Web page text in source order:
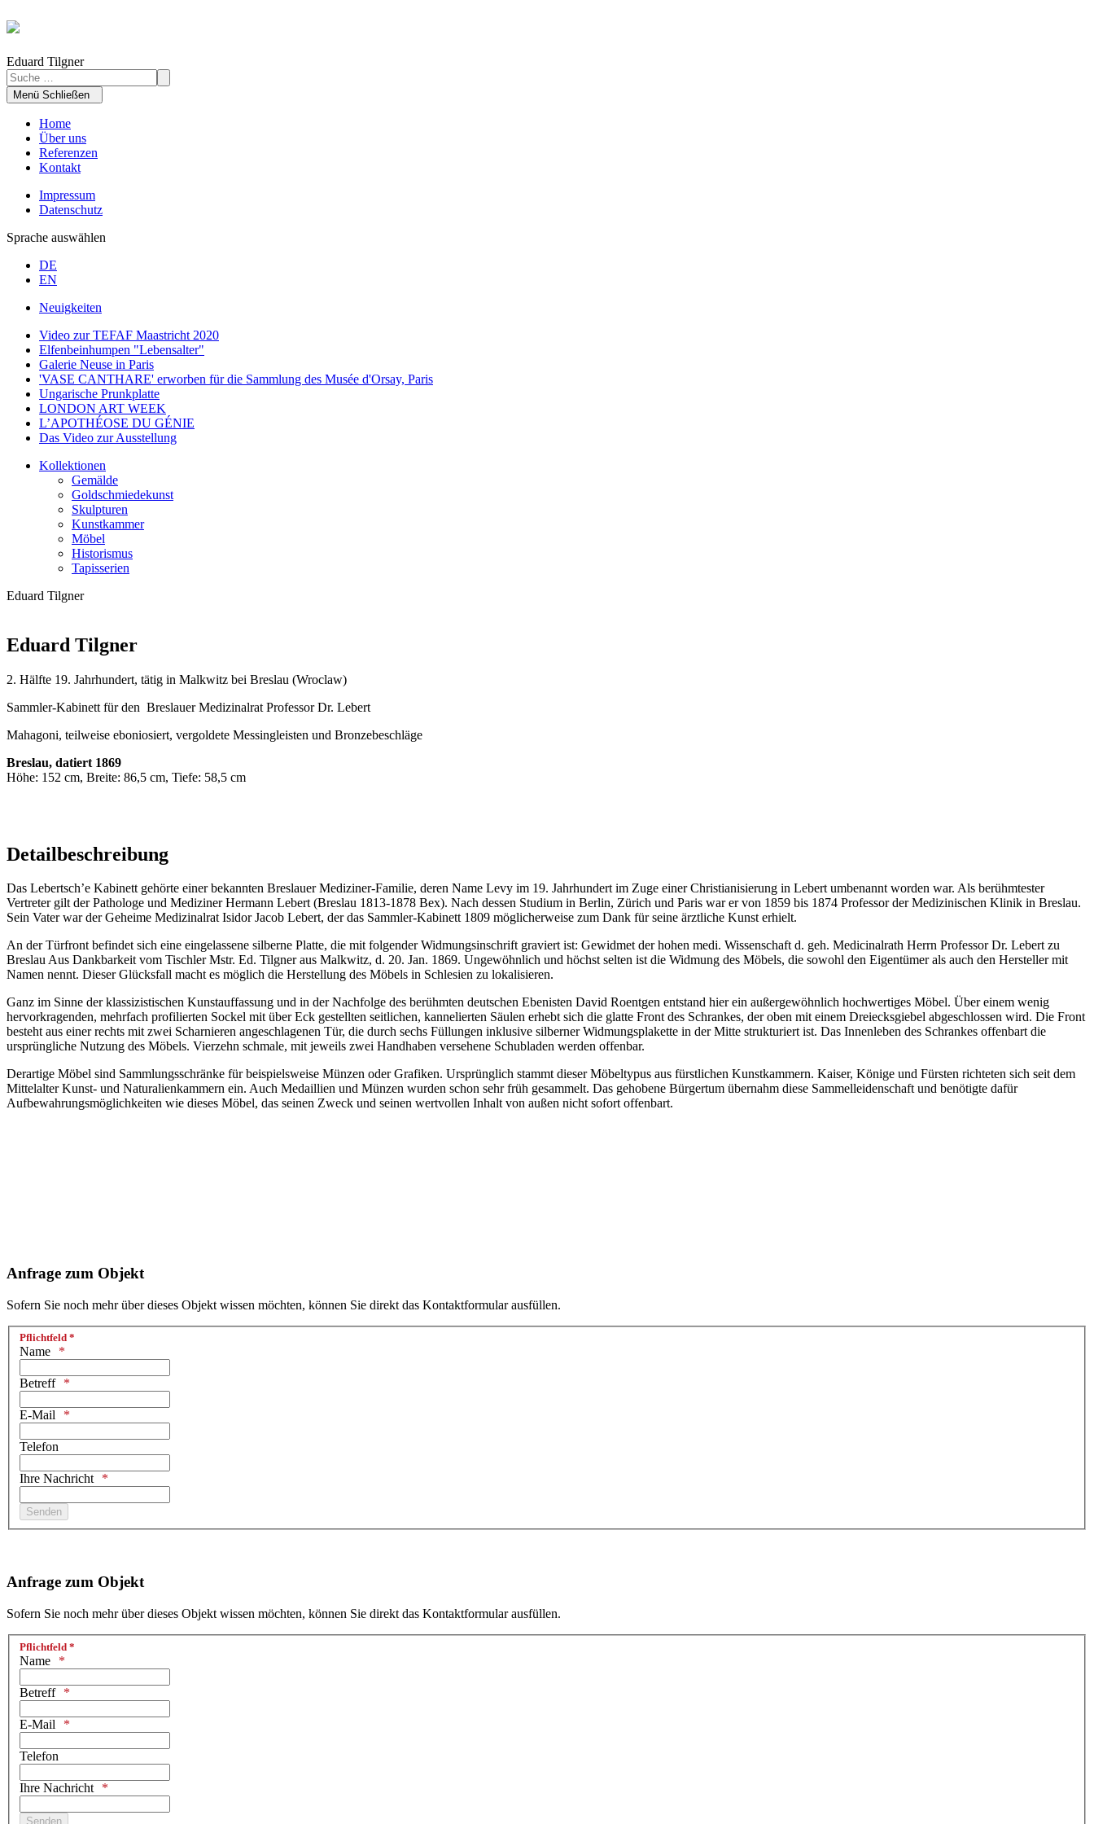
Eduard Tilgner
Menü Schließen
Home
Über uns
Referenzen
Kontakt
Impressum
Datenschutz
Sprache auswählen
DE
EN
Neuigkeiten
Video zur TEFAF Maastricht 2020
Elfenbeinhumpen "Lebensalter"
Galerie Neuse in Paris
'VASE CANTHARE' erworben für die Sammlung des Musée d'Orsay, Paris
Ungarische Prunkplatte
LONDON ART WEEK
L’APOTHÉOSE DU GÉNIE
Das Video zur Ausstellung
Kollektionen
Gemälde
Goldschmiedekunst
Skulpturen
Kunstkammer
Möbel
Historismus
Tapisserien
Eduard Tilgner
Eduard Tilgner
2. Hälfte 19. Jahrhundert, tätig in Malkwitz bei Breslau (Wroclaw)
Sammler-Kabinett für den Breslauer Medizinalrat Professor Dr. Lebert
Mahagoni, teilweise eboniosiert, vergoldete Messingleisten und Bronzebeschläge
Breslau, datiert 1869
Höhe: 152 cm, Breite: 86,5 cm, Tiefe: 58,5 cm
Detailbeschreibung
Das Lebertsch’e Kabinett gehörte einer bekannten Breslauer Mediziner-Familie, deren Name Levy im 19. Jahrhundert im Zuge einer Christianisierung in Lebert umbenannt worden war. Als berühmtester
Vertreter gilt der Pathologe und Mediziner Hermann Lebert (Breslau 1813-1878 Bex). Nach dessen Studium in Berlin, Zürich und Paris war er von 1859 bis 1874 Professor der Medizinischen Klinik in Breslau.
Sein Vater war der Geheime Medizinalrat Isidor Jacob Lebert, der das Sammler-Kabinett 1809 möglicherweise zum Dank für seine ärztliche Kunst erhielt.
An der Türfront befindet sich eine eingelassene silberne Platte, die mit folgender Widmungsinschrift graviert ist: Gewidmet der hohen medi. Wissenschaft d. geh. Medicinalrath Herrn Professor Dr. Lebert zu
Breslau Aus Dankbarkeit vom Tischler Mstr. Ed. Tilgner aus Malkwitz, d. 20. Jan. 1869. Ungewöhnlich und höchst selten ist die Widmung des Möbels, die sowohl den Eigentümer als auch den Hersteller mit
Namen nennt. Dieser Glücksfall macht es möglich die Herstellung des Möbels in Schlesien zu lokalisieren.
Ganz im Sinne der klassizistischen Kunstauffassung und in der Nachfolge des berühmten deutschen Ebenisten David Roentgen entstand hier ein außergewöhnlich hochwertiges Möbel. Über einem wenig
hervorkragenden, mehrfach profilierten Sockel mit über Eck gestellten seitlichen, kannelierten Säulen erhebt sich die glatte Front des Schrankes, der oben mit einem Dreiecksgiebel abgeschlossen wird. Die Front
besteht aus einer rechts mit zwei Scharnieren angeschlagenen Tür, die durch sechs Füllungen inklusive silberner Widmungsplakette in der Mitte strukturiert ist. Das Innenleben des Schrankes offenbart die
ursprüngliche Nutzung des Möbels. Vierzehn schmale, mit jeweils zwei Handhaben versehene Schubladen werden offenbar.
Derartige Möbel sind Sammlungsschränke für beispielsweise Münzen oder Grafiken. Ursprünglich stammt dieser Möbeltypus aus fürstlichen Kunstkammern. Kaiser, Könige und Fürsten richteten sich seit dem
Mittelalter Kunst- und Naturalienkammern ein. Auch Medaillien und Münzen wurden schon sehr früh gesammelt. Das gehobene Bürgertum übernahm diese Sammelleidenschaft und benötigte dafür
Aufbewahrungsmöglichkeiten wie dieses Möbel, das seinen Zweck und seinen wertvollen Inhalt von außen nicht sofort offenbart.
Anfrage zum Objekt
Sofern Sie noch mehr über dieses Objekt wissen möchten, können Sie direkt das Kontaktformular ausfüllen.
Pflichtfeld *
Name
Betreff
E-Mail
Telefon
Ihre Nachricht
Honeypot, bitte lassen Sie dieses Feld leer
Anfrage zum Objekt
Sofern Sie noch mehr über dieses Objekt wissen möchten, können Sie direkt das Kontaktformular ausfüllen.
Pflichtfeld *
Name
Betreff
E-Mail
Telefon
Ihre Nachricht
Honeypot, bitte lassen Sie dieses Feld leer